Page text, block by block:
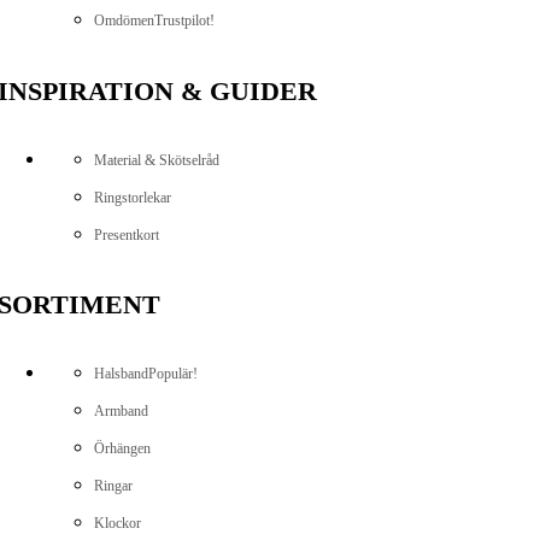
OmdömenTrustpilot!
& GUIDER
Material & Skötselråd
Ringstorlekar
Presentkort
HalsbandPopulär!
Armband
Örhängen
Ringar
Klockor